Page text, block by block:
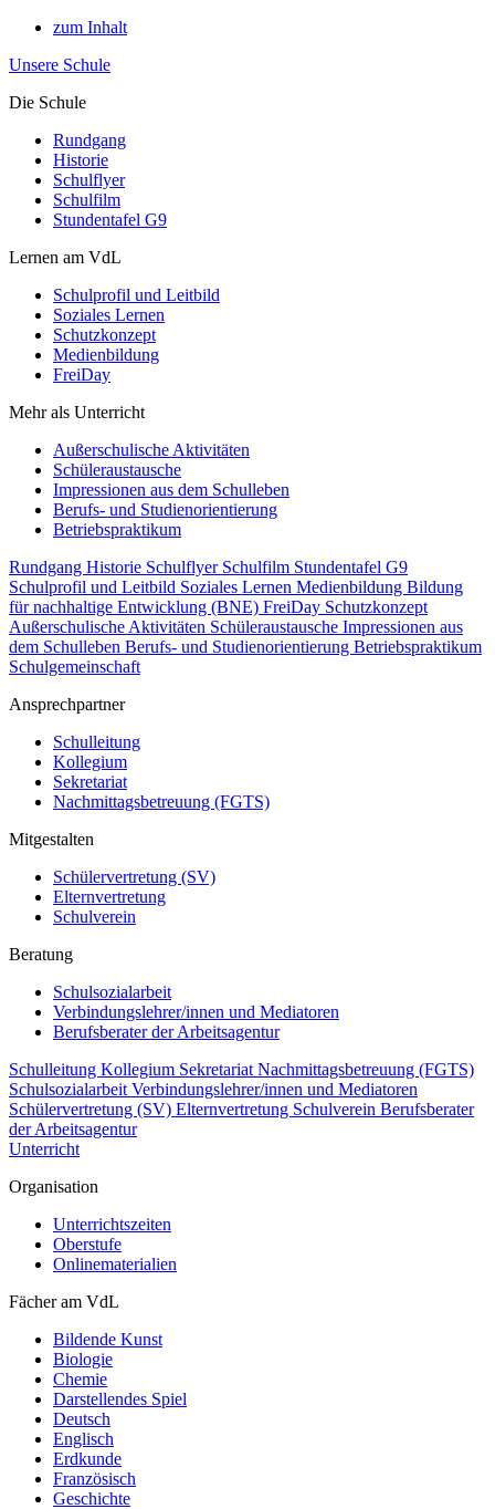
zum Inhalt
Unsere Schule
Die Schule
Rundgang
Historie
Schulflyer
Schulfilm
Stundentafel G9
Lernen am VdL
Schulprofil und Leitbild
Soziales Lernen
Schutzkonzept
Medienbildung
FreiDay
Mehr als Unterricht
Außerschulische Aktivitäten
Schüleraustausche
Impressionen aus dem Schulleben
Berufs- und Studienorientierung
Betriebspraktikum
Rundgang Historie Schulflyer Schulfilm Stundentafel G9
Schulprofil und Leitbild Soziales Lernen Medienbildung Bildung
für nachhaltige Entwicklung (BNE) FreiDay Schutzkonzept
Außerschulische Aktivitäten Schüleraustausche Impressionen aus
dem Schulleben Berufs- und Studienorientierung Betriebspraktikum
Schulgemeinschaft
Ansprechpartner
Schulleitung
Kollegium
Sekretariat
Nachmittagsbetreuung (FGTS)
Mitgestalten
Schülervertretung (SV)
Elternvertretung
Schulverein
Beratung
Schulsozialarbeit
Verbindungslehrer/innen und Mediatoren
Berufsberater der Arbeitsagentur
Schulleitung Kollegium Sekretariat Nachmittagsbetreuung (FGTS)
Schulsozialarbeit Verbindungslehrer/innen und Mediatoren
Schülervertretung (SV) Elternvertretung Schulverein Berufsberater
der Arbeitsagentur
Unterricht
Organisation
Unterrichtszeiten
Oberstufe
Onlinematerialien
Fächer am VdL
Bildende Kunst
Biologie
Chemie
Darstellendes Spiel
Deutsch
Englisch
Erdkunde
Französisch
Geschichte